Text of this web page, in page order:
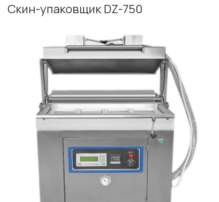
Скин-упаковщик DZ-750